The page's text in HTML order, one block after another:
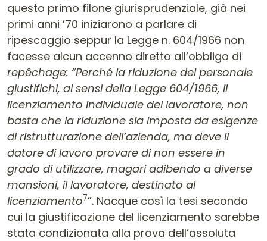
questo primo filone giurisprudenziale, già nei
primi anni ’70 iniziarono a parlare di
ripescaggio seppur la Legge n. 604/1966 non
facesse alcun accenno diretto all’obbligo di
repêchage: “Perché la riduzione del personale
giustifichi, ai sensi della Legge 604/1966, il
licenziamento individuale del lavoratore, non
basta che la riduzione sia imposta da esigenze
di ristrutturazione dell’azienda, ma deve il
datore di lavoro provare di non essere in
grado di utilizzare, magari adibendo a diverse
mansioni, il lavoratore, destinato al
licenziamento7”. Nacque così la tesi secondo
cui la giustificazione del licenziamento sarebbe
stata condizionata alla prova dell’assoluta